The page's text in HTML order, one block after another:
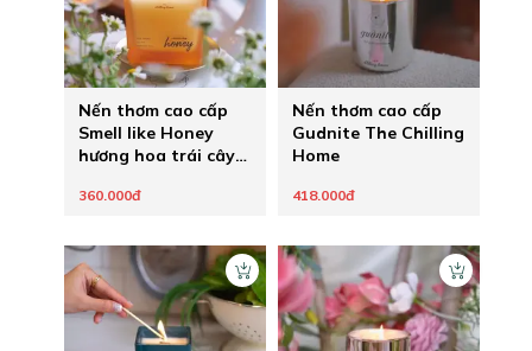
Nến thơm cao cấp
Smell like Honey
hương hoa trái cây
360.000đ
Nến thơm cao cấp
Gudnite The Chilling
Home
418.000đ